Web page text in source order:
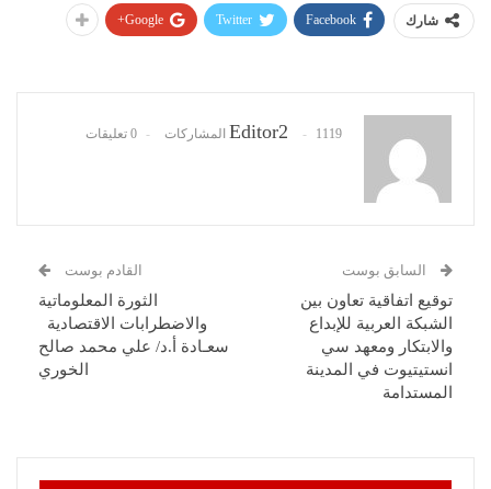
شارك Facebook
Twitter
Google+
Editor2 1119 المشاركات 0 تعليقات
السابق بوست
توقيع اتفاقية تعاون بين
الشبكة العربية للإبداع
والابتكار ومعهد سي
انستيتيوت في المدينة
المستدامة
القادم بوست
الثورة المعلوماتية
والاضطرابات الاقتصادية
سعـادة أ.د/ علي محمد صالح
الخوري